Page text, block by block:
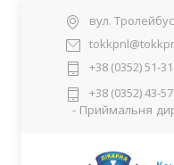
вул.
+38 (0352) 51-
+38 (0352) 43-
- Приймальня